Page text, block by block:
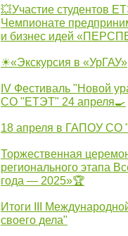
💥Участие студентов
Чемпионате
и бизнес идей
☀«Экскурсия в «УрГАУ»
IV Фестиваль "Новой
СО "ЕТЭТ" 24 апреля🍳
18 апреля в ГАПОУ СО
Торжественная
регионального этапа
года — 2025»🏆
Итоги III
своего дела"